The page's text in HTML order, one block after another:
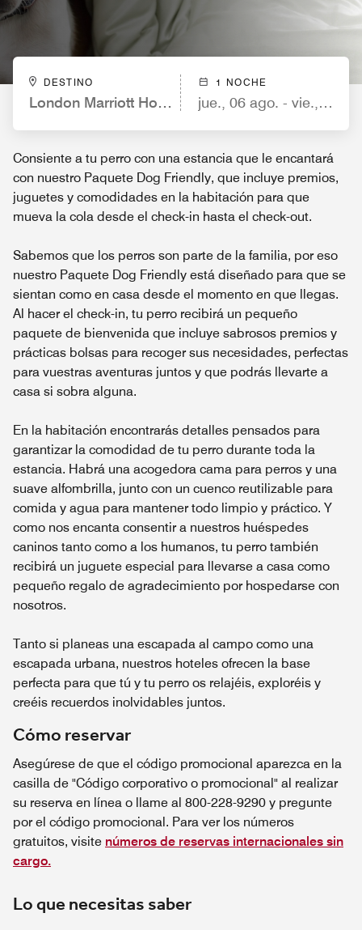
DESTINO
London Marriott Hotel Regents Park
1 NOCHE
jue., 06 ago. - vie., 07
Consiente a tu perro con una estancia que le encantará
con nuestro Paquete Dog Friendly, que incluye premios,
juguetes y comodidades en la habitación para que
mueva la cola desde el check-in hasta el check-out.
Sabemos que los perros son parte de la familia, por eso
nuestro Paquete Dog Friendly está diseñado para que se
sientan como en casa desde el momento en que llegas.
Al hacer el check-in, tu perro recibirá un pequeño
paquete de bienvenida que incluye sabrosos premios y
prácticas bolsas para recoger sus necesidades, perfectas
para vuestras aventuras juntos y que podrás llevarte a
casa si sobra alguna.
En la habitación encontrarás detalles pensados para
garantizar la comodidad de tu perro durante toda la
estancia. Habrá una acogedora cama para perros y una
suave alfombrilla, junto con un cuenco reutilizable para
comida y agua para mantener todo limpio y práctico. Y
como nos encanta consentir a nuestros huéspedes
caninos tanto como a los humanos, tu perro también
recibirá un juguete especial para llevarse a casa como
pequeño regalo de agradecimiento por hospedarse con
nosotros.
Tanto si planeas una escapada al campo como una
escapada urbana, nuestros hoteles ofrecen la base
perfecta para que tú y tu perro os relajéis, exploréis y
creéis recuerdos inolvidables juntos.
Cómo reservar
Asegúrese de que el código promocional aparezca en la
casilla de "Código corporativo o promocional" al realizar
su reserva en línea o llame al 800-228-9290 y pregunte
por el código promocional. Para ver los números
gratuitos, visite números de reservas internacionales sin
cargo.
Lo que necesitas saber